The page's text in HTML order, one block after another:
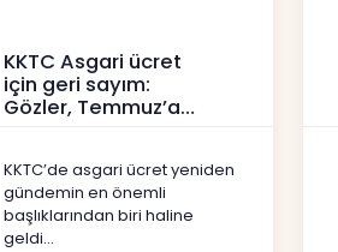
KKTC Asgari ücret
için geri sayım:
Gözler, Temmuz’a
Haberler
KKTC’de asgari ücret yeniden
gündemin en önemli
başlıklarından biri haline
geldi...